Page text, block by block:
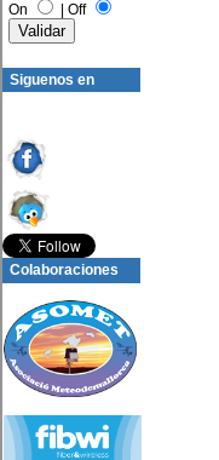
On
Off
Siguenos en
Colaboraciones